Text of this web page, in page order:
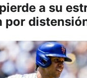
a su
por